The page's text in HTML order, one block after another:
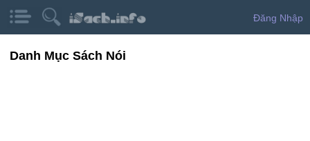
Đăng Nhập
Danh Mục Sách Nói